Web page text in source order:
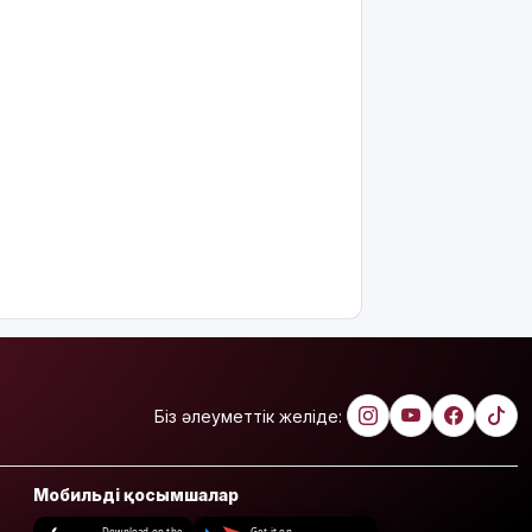
Біз әлеуметтік желіде:
Мобильді қосымшалар